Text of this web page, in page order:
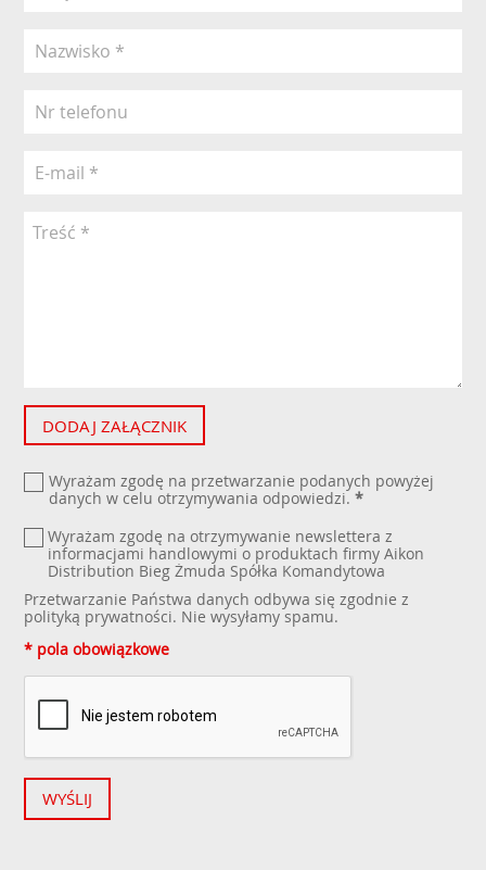
DODAJ ZAŁĄCZNIK
Wyrażam zgodę na przetwarzanie podanych powyżej
danych w celu otrzymywania odpowiedzi. *
Wyrażam zgodę na otrzymywanie newslettera z
informacjami handlowymi o produktach firmy Aikon
Distribution Bieg Żmuda Spółka Komandytowa
Przetwarzanie Państwa danych odbywa się zgodnie z
polityką prywatności. Nie wysyłamy spamu.
* pola obowiązkowe
WYŚLIJ